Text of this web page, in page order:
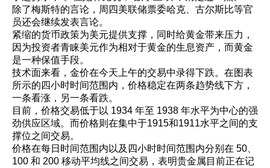
除了梅斯特的言论，周四美联储票委哈克、古尔斯比等官
员还会继续发表言论。
紧缩的货币政策为美元提供支撑，同时给黄金带来压力，
因为投资者青睐美元作为相对于黄金的生息资产，而黄金
是一种保值手段。
技术面来看，金价在今天上午的交易中录得下跌。在图表
所示的四小时时间范围内，价格稳定在两条趋势线下方，
一条看涨，另一条看跌。
目前，价格交易低于以 1934 年至 1938 年水平为中心的强
劲供应区域。而价格则在集中于1915和1911水平之间的支
撑位之间交易。
价格在每日时间范围内以及四小时时间范围内分别在 50、
100 和 200 移动平均线之间交易，表明贵金属目前正在记